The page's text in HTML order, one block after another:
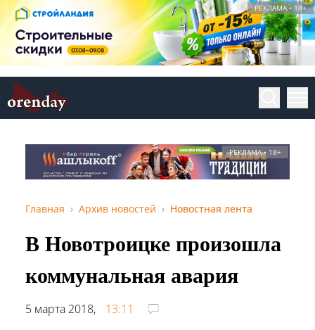
РЕКЛАМА • 18+
РЕКЛАМА • 18+
Главная Архив новостей Новостная лента
В Новотроицке произошла
коммунальная авария
5 марта 2018,
13:11